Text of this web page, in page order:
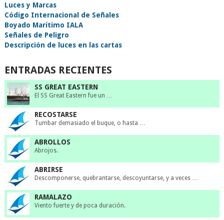
Luces y Marcas
Código Internacional de Señales
Boyado Marítimo IALA
Señales de Peligro
Descripción de luces en las cartas
ENTRADAS RECIENTES
SS GREAT EASTERN
El SS Great Eastern fue un …
RECOSTARSE
Tumbar demasiado el buque, o hasta …
ABROLLOS
Abrojos.
ABRIRSE
Descomponerse, quebrantarse, descoyuntarse, y a veces …
RAMALAZO
Viento fuerte y de poca duración.